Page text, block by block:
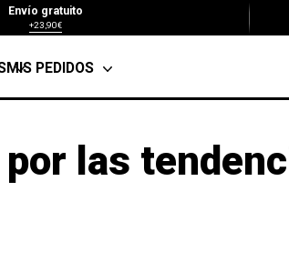
Envío gratuito
+23,90€
MIS PEDIDOS
las